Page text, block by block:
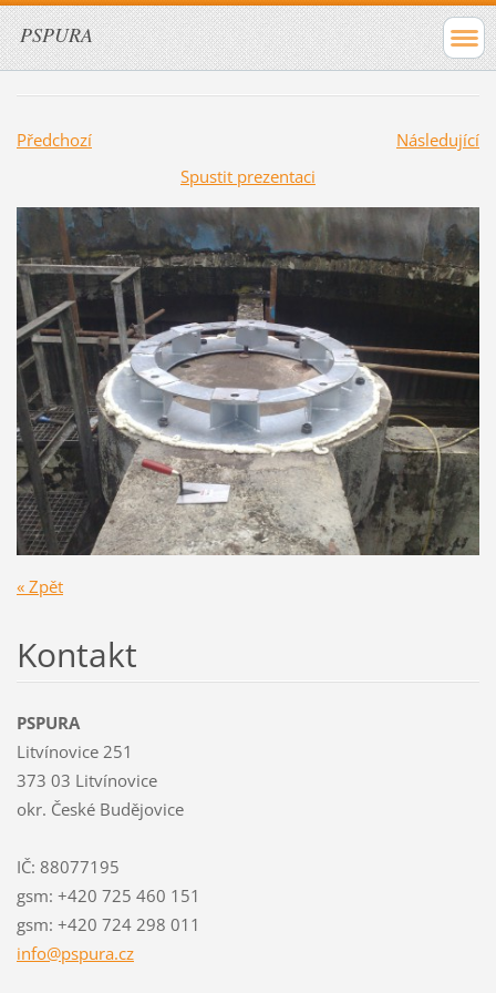
PSPURA
Předchozí
Následující
Spustit prezentaci
« Zpět
Kontakt
PSPURA
Litvínovice 251
373 03 Litvínovice
okr. České Budějovice
IČ: 88077195
gsm: +420 725 460 151
gsm: +420 724 298 011
info@pspura.cz